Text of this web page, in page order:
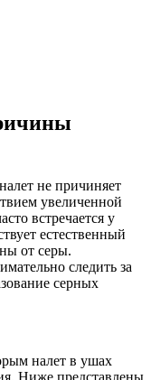
не причиняет
увеличенной
встречается у
естественный
от серы.
следить за
серных
налет в ушах
Ниже представлены